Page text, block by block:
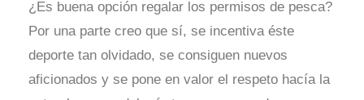
¿Es buena opción regalar los permisos de pesca?
Por una parte creo que sí, se incentiva éste
deporte tan olvidado, se consiguen nuevos
aficionados y se pone en valor el respeto hacía la